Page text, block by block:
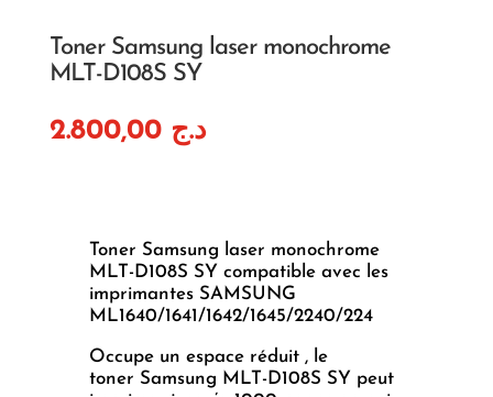
Toner Samsung laser monochrome
MLT-D108S SY
د.ج 2.800,00
Toner Samsung laser monochrome
MLT-D108S SY compatible avec les
imprimantes SAMSUNG
ML1640/1641/1642/1645/2240/224
Occupe un espace réduit , le
toner Samsung MLT-D108S SY peut